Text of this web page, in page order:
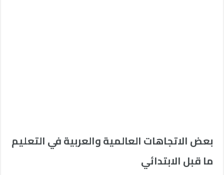
بعض الاتجاهات العالمية والعربية في التعليم
ما قبل الابتدائي